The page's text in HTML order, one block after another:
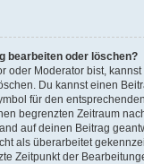
bearbeiten oder löschen?
oder Moderator bist,
Du kannst einen
für den
begrenzten Zeitraum
auf deinen Beitrag
als überarbeitet
Zeitpunkt der